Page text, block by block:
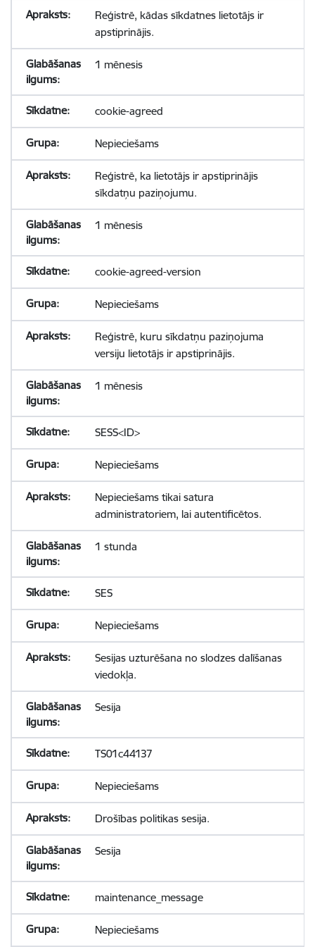
Reģistrē, kādas sīkdatnes lietotājs ir
apstiprinājis.
1 mēnesis
cookie-agreed
Nepieciešams
Reģistrē, ka lietotājs ir apstiprinājis
sīkdatņu paziņojumu.
1 mēnesis
cookie-agreed-version
Nepieciešams
Reģistrē, kuru sīkdatņu paziņojuma
versiju lietotājs ir apstiprinājis.
1 mēnesis
SESS<ID>
Nepieciešams
Nepieciešams tikai satura
administratoriem, lai autentificētos.
1 stunda
SES
Nepieciešams
Sesijas uzturēšana no slodzes dalīšanas
viedokļa.
Sesija
TS01c44137
Nepieciešams
Drošības politikas sesija.
Sesija
maintenance_message
Nepieciešams